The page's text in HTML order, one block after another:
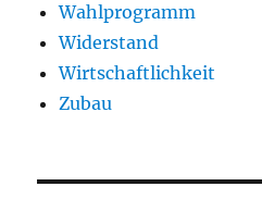
Wahlprogramm
Widerstand
Wirtschaftlichkeit
Zubau